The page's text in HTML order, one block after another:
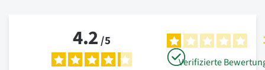
4.2/5
Verifizierte